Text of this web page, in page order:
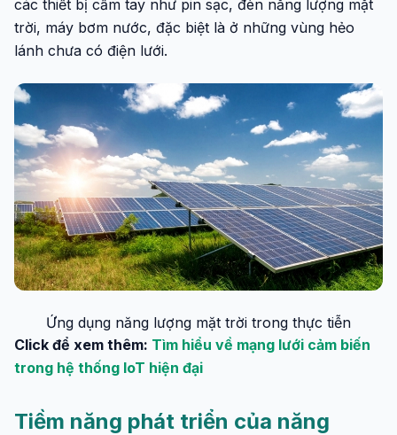
các thiết bị cầm tay như pin sạc, đèn năng lượng mặt
trời, máy bơm nước, đặc biệt là ở những vùng hẻo
lánh chưa có điện lưới.
Ứng dụng năng lượng mặt trời trong thực tiễn
Click để xem thêm: Tìm hiểu về mạng lưới cảm biến
trong hệ thống IoT hiện đại
Tiềm năng phát triển của năng